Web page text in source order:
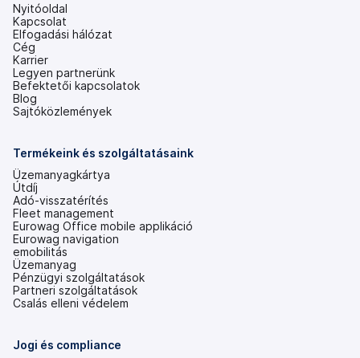
Nyitóoldal
Kapcsolat
Elfogadási hálózat
Cég
Karrier
Legyen partnerünk
Befektetői kapcsolatok
(új
lapon
Blog
Sajtóközlemények
Termékeink és szolgáltatásaink
Üzemanyagkártya
Útdíj
Adó-visszatérítés
Fleet management
Eurowag Office mobile applikáció
Eurowag navigation
emobilitás
Üzemanyag
Pénzügyi szolgáltatások
Partneri szolgáltatások
Csalás elleni védelem
Jogi és compliance